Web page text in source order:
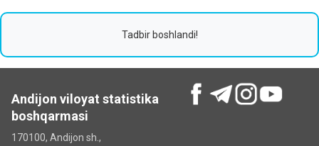
Tadbir boshlandi!
Andijon viloyat statistika
boshqarmasi
170100, Andijon sh.,